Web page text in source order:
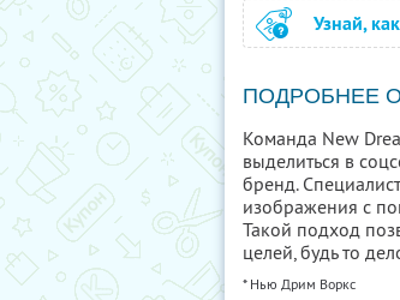
Узнай,
ПОДРОБНЕЕ
Команда New
выделиться в
бренд.
изображения с
Такой подход
целей, будь то
* Нью Дрим Воркс